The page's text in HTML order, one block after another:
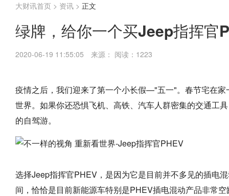
大财讯首页 > 资讯 > 正文
绿牌，给你一个买Jeep指挥官
2020-06-19 11:55:05 来源： 阅读：1223
疫情之后，我们迎来了第一个小长假—"五一"。春节宅在
世界。如果你还恐惧飞机、高铁、汽车人群密集的交通工
的自驾游。
选择Jeep指挥官PHEV，是因为它是目前并不多见的插电
间，恰恰是目前新能源车特别是PHEV插电混动产品非常